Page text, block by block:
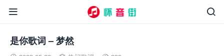


是你歌词 – 梦然